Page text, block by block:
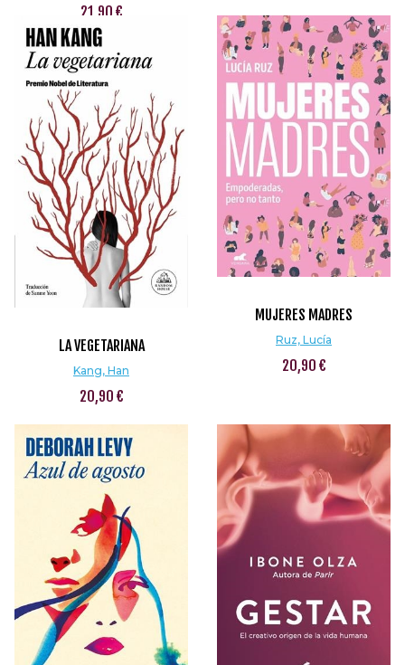
21,90 €
LA VEGETARIANA
Kang, Han
20,90 €
MUJERES MADRES
Ruz, Lucía
20,90 €